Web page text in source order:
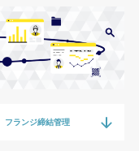
フランジ締結管理